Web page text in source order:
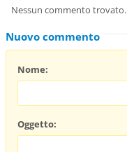
Nessun commento trovato.
Nuovo commento
Nome:
Oggetto: